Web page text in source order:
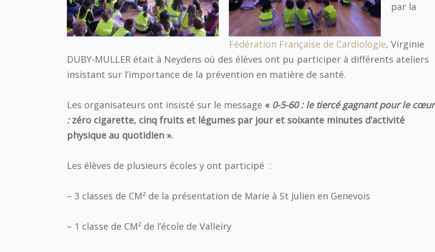
par la
Fédération Française de Cardiologie, Virginie
DUBY-MULLER était à Neydens où des élèves ont pu participer à différents ateliers
insistant sur l’importance de la prévention en matière de santé.
Les organisateurs ont insisté sur le message « 0-5-60 : le tiercé gagnant pour le cœur
:zéro cigarette, cinq fruits et légumes par jour et soixante minutes d’activité
physique au quotidien ».
Les élèves de plusieurs écoles y ont participé :
– 3 classes de CM² de la présentation de Marie à St Julien en Genevois
– 1 classe de CM² de l’école de Valleiry